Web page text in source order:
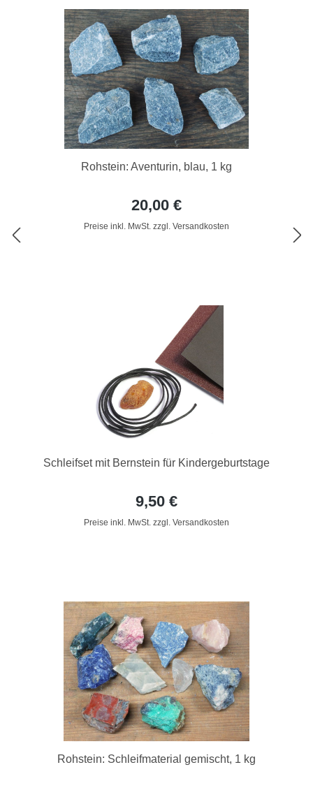
Rohstein: Aventurin, blau, 1 kg
20,00 €
Preise inkl. MwSt. zzgl. Versandkosten
Schleifset mit Bernstein für Kindergeburtstage
9,50 €
Preise inkl. MwSt. zzgl. Versandkosten
Rohstein: Schleifmaterial gemischt, 1 kg